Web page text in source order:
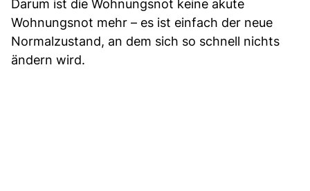
Darum ist die Wohnungsnot keine akute
Wohnungsnot mehr – es ist einfach der neue
Normalzustand, an dem sich so schnell nichts
ändern wird.